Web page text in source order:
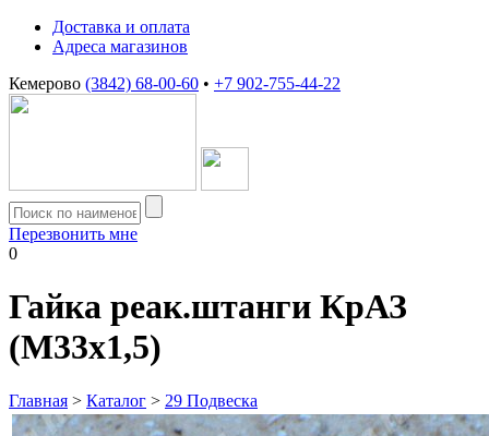
Доставка и оплата
Адреса магазинов
Кемерово (3842) 68-00-60 • +7 902-755-44-22
Перезвонить мне
0
Гайка реак.штанги КрАЗ
(М33х1,5)
Главная > Каталог > 29 Подвеска